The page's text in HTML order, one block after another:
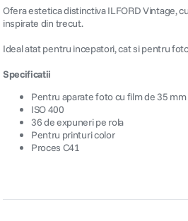
Ofera estetica distinctiva ILFORD Vintage,
inspirate din trecut.
Ideal atat pentru incepatori, cat si pentru
Specificatii
Pentru aparate foto cu film de 35 mm
ISO 400
36 de expuneri pe rola
Pentru printuri color
Proces C41